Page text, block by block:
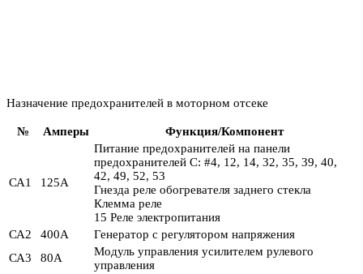
Назначение предохранителей в моторном отсеке
№ Амперы Функция/Компонент
СА1 125А
Питание предохранителей на панели
предохранителей C: #4, 12, 14, 32, 35, 39, 40,
42, 49, 52, 53
Гнезда реле обогревателя заднего стекла
Клемма реле
15 Реле электропитания
СА2
400А
Генератор с регулятором напряжения
СА3
80А
Модуль управления усилителем рулевого
управления